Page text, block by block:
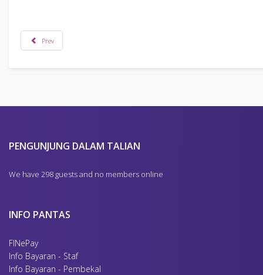
Prev
PENGUNJUNG DALAM TALIAN
We have 298 guests and no members online
INFO PANTAS
FINePay
Info Bayaran - Staf
Info Bayaran - Pembekal